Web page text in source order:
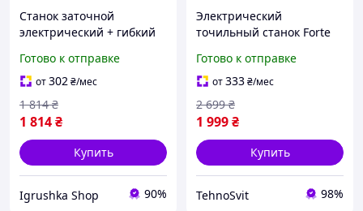
Станок заточной
электрический + гибкий
Многофункциональное
точило, RYH
Готово к отправке
от302₴/мес
1 814₴
1 814 ₴
Купить
Igrushka Shop 90%
Электрический
точильный станок Forte
станок для цепи Станок
550 Вт Точильный станок
Станок для заточки цепи
Готово к отправке
от333₴/мес
1 999₴
2 699 ₴
Купить
TehnoSvit 98%